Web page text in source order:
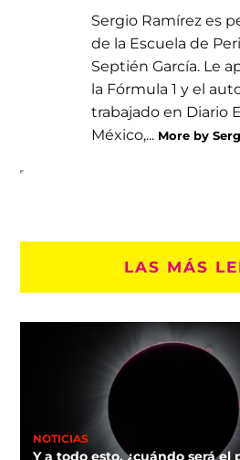
Sergio Ramírez es
de la Escuela de
Septién García. Le
la Fórmula 1 y el
trabajado en Diario
México,... More by
LAS MÁS
NOTICIAS
Y a todo esto, ¿cuándo será el